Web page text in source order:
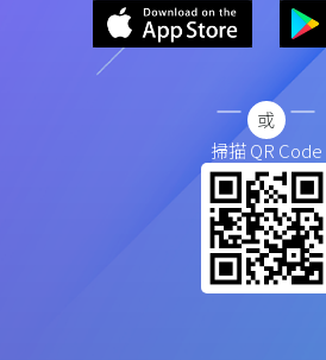
掃描 QR Code